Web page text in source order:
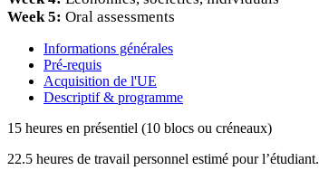
Week 5: Oral assessments
Informations générales
Pré-requis
Acquisition de l'UE
Descriptif & programme
15 heures en présentiel (10 blocs ou créneaux)
22.5 heures de travail personnel estimé pour l’étudiant.